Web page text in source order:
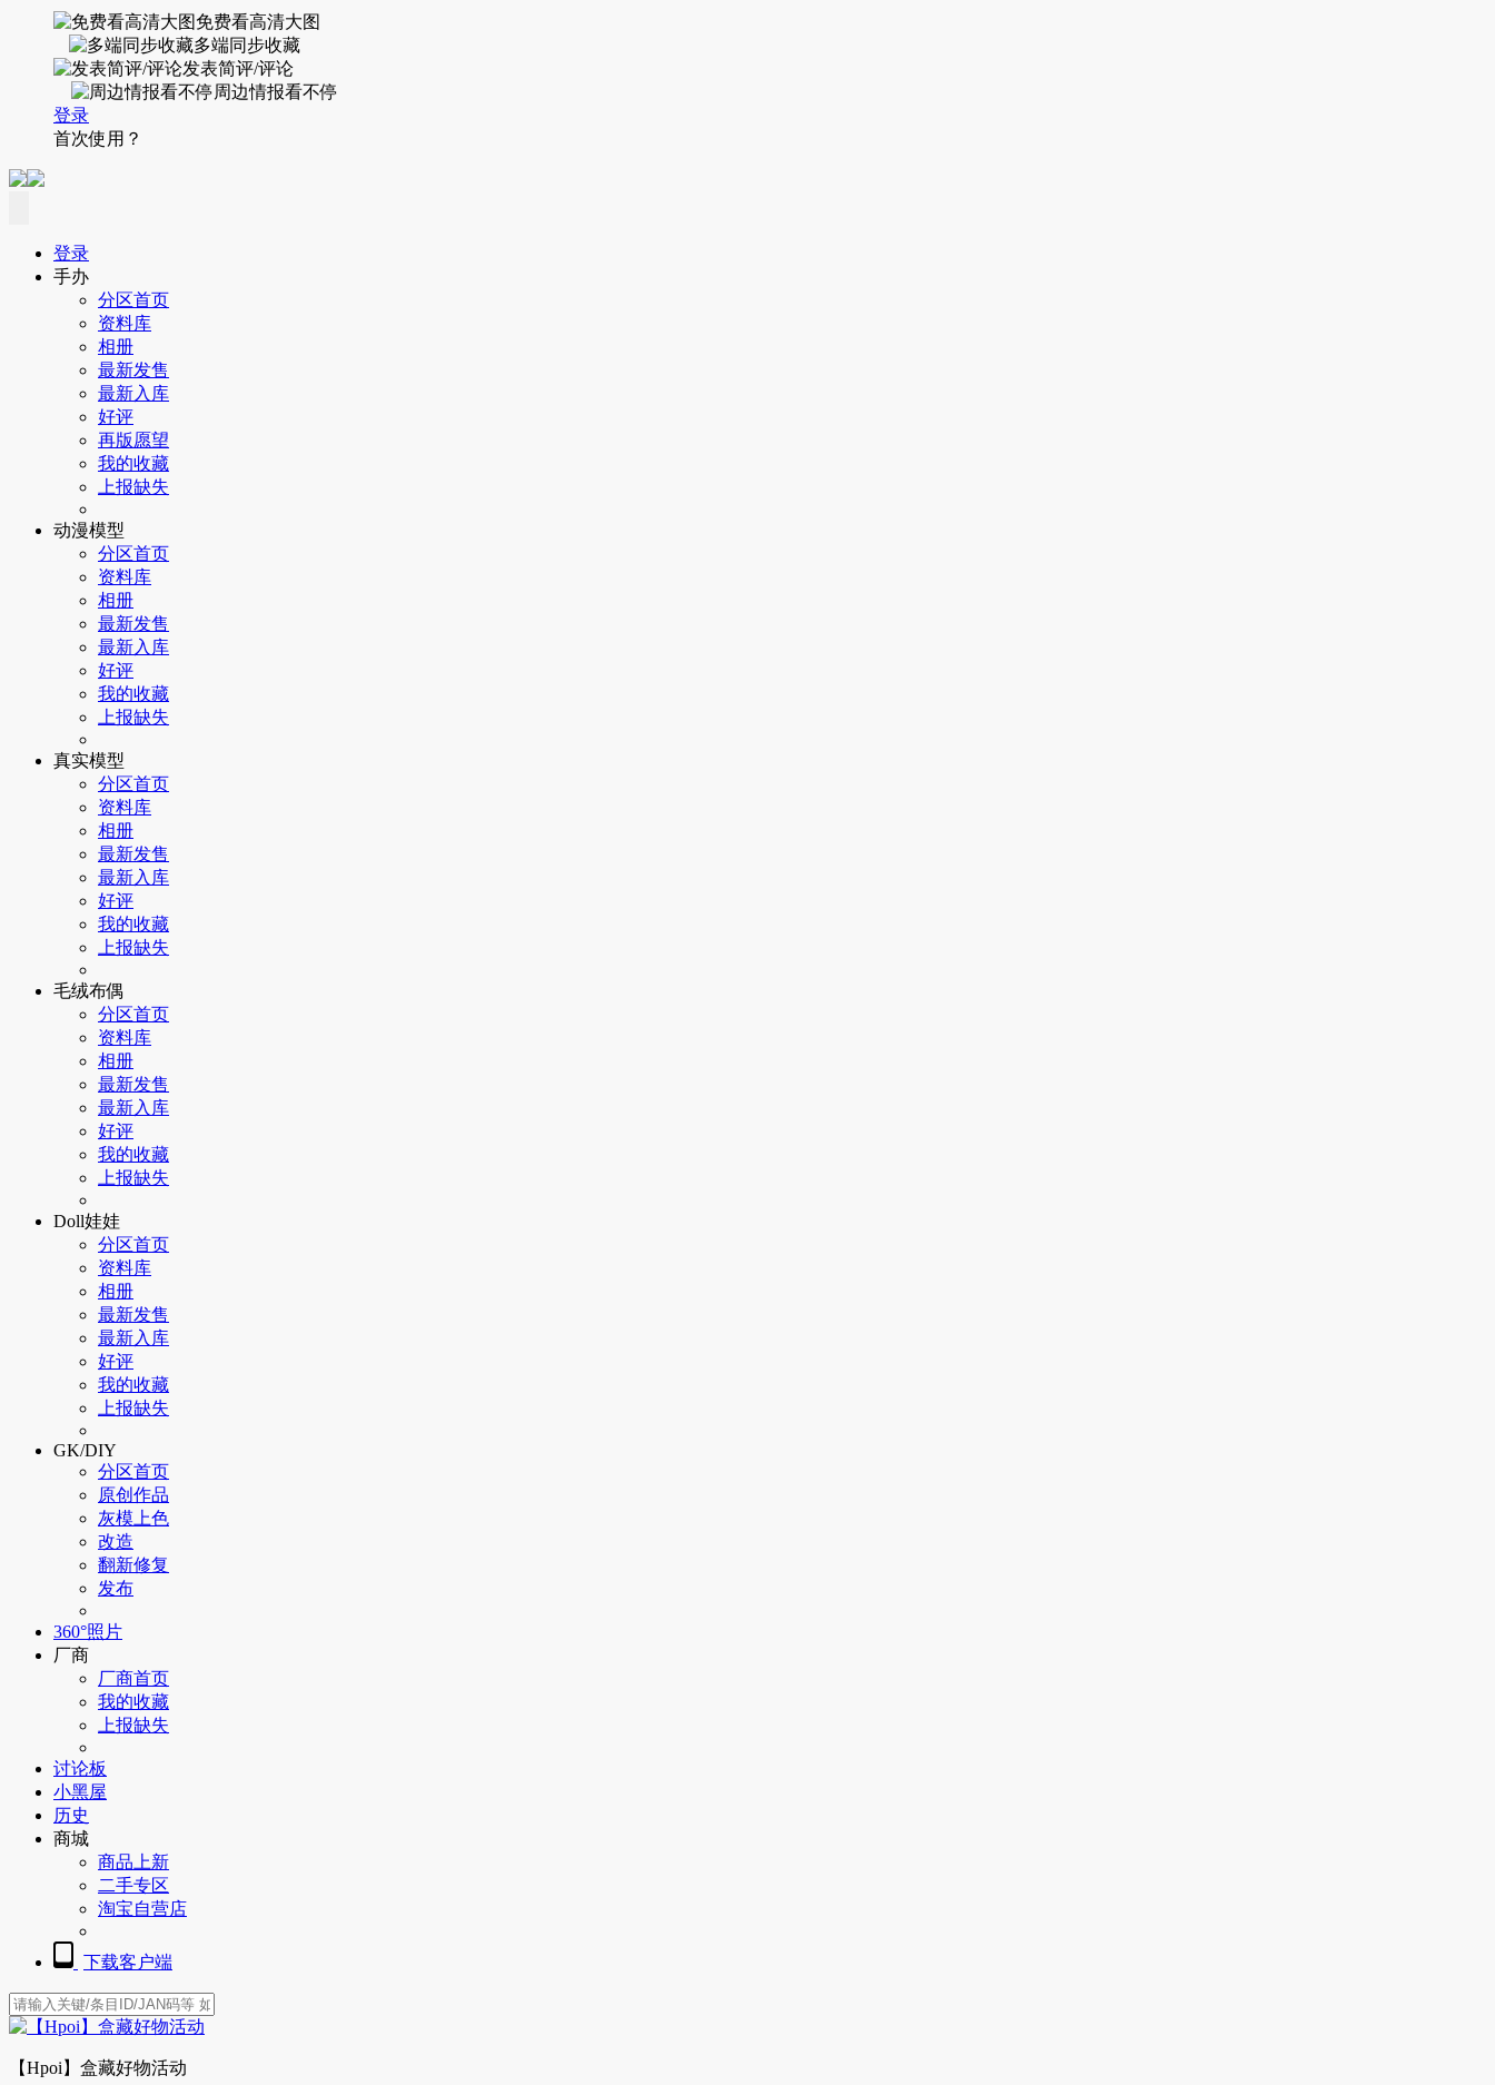
免费看高清大图
多端同步收藏
发表简评/评论
周边情报看不停
登录
首次使用？
登录
手办
分区首页
资料库
相册
最新发售
最新入库
好评
再版愿望
我的收藏
上报缺失
动漫模型
分区首页
资料库
相册
最新发售
最新入库
好评
我的收藏
上报缺失
真实模型
分区首页
资料库
相册
最新发售
最新入库
好评
我的收藏
上报缺失
毛绒布偶
分区首页
资料库
相册
最新发售
最新入库
好评
我的收藏
上报缺失
Doll娃娃
分区首页
资料库
相册
最新发售
最新入库
好评
我的收藏
上报缺失
GK/DIY
分区首页
原创作品
灰模上色
改造
翻新修复
发布
360°照片
厂商
厂商首页
我的收藏
上报缺失
讨论板
小黑屋
历史
商城
商品上新
二手专区
淘宝自营店
下载客户端
【Hpoi】盒藏好物活动